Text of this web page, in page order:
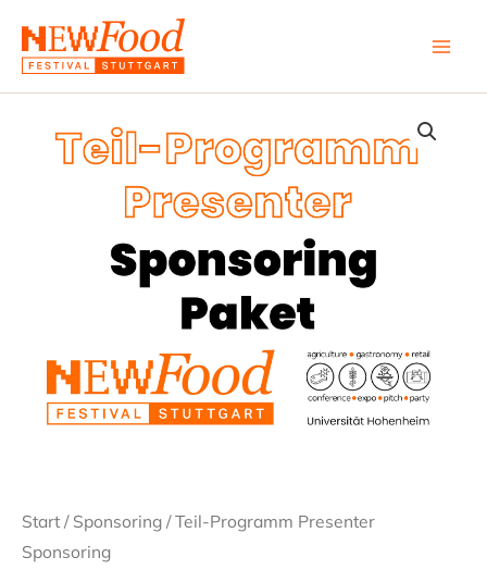
Inhalt
springen
Start / Sponsoring / Teil-Programm Presenter
Sponsoring
Presenter
Sponsoring